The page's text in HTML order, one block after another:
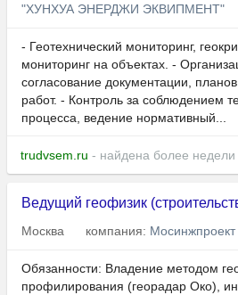
"ХУНХУА ЭНЕРДЖИ ЭКВИПМЕНТ"
- Геотехнический мониторинг,
мониторинг на объектах. -
согласование документации,
работ. - Контроль за соблюдением
процесса, ведение нормативный...
trudvsem.ru - найдена более недели
Ведущий геофизик
Москва компания: Мосинжпроект
Обязанности: Владение методом
профилирования (георадар Око),